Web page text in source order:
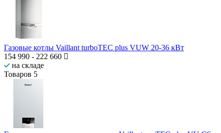
Газовые котлы Vaillant turboTEC plus VUW 20-36 кВт
154 990 - 222 660
на складе
Товаров 5